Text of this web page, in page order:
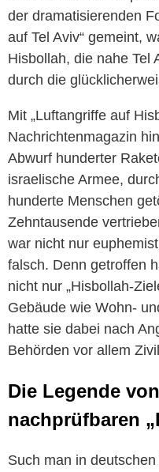
der dramatisierenden
auf Tel Aviv“ gemeint,
Hisbollah, die nahe Tel
durch die
Mit „Luftangriffe auf
Nachrichtenmagazin
Abwurf hunderter
israelische Armee,
hunderte Menschen
Zehntausende
war nicht nur
falsch. Denn getroffen
nicht nur „Hisbollah-
Gebäude wie Wohn-
hatte sie dabei nach
Behörden vor allem
Die Legende
nachprüfbaren
Such man in